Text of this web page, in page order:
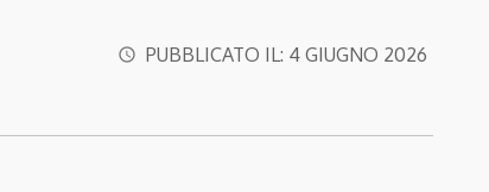
access_time PUBBLICATO IL: 4 GIUGNO 2026